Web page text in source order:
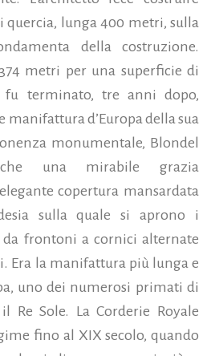
quercia, lunga 400 metri, sulla
della costruzione.
metri per una superficie di
fu terminato, tre anni dopo,
manifattura d’Europa della sua
monumentale, Blondel
una mirabile grazia
copertura mansardata
sulla quale si aprono i
da frontoni a cornici alternate
Era la manifattura più lunga e
uno dei numerosi primati di
Re Sole. La Corderie Royale
fino al XIX secolo, quando